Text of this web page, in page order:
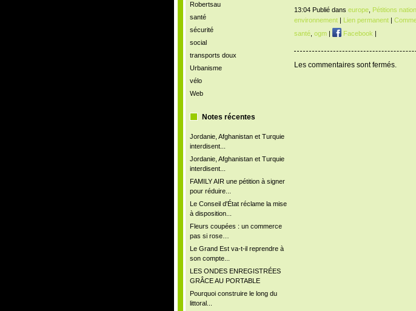
Robertsau
santé
sécurité
social
transports doux
Urbanisme
vélo
Web
Notes récentes
Jordanie, Afghanistan et Turquie
interdisent...
Jordanie, Afghanistan et Turquie
interdisent...
FAMILY AIR une pétition à signer
pour réduire...
Le Conseil d'État réclame la mise
à disposition...
Fleurs coupées : un commerce
pas si rose…
Le Grand Est va-t-il reprendre à
son compte...
LES ONDES ENREGISTRÉES
GRÂCE AU PORTABLE
Pourquoi construire le long du
littoral...
13:04 Publié dans europe, Pétitions
environnement| Lien permanent|
santé, ogm| Facebook |
Les commentaires sont fermés.